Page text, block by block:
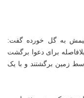
به گل خورده گفت:
برای دعوا برگشت
زمین برگشتند و با یک